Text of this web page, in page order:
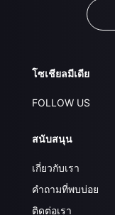
โซเชียลมีเดีย
FOLLOW US
สนับสนุน
เกี่ยวกับเรา
คำถามที่พบบ่อย
ติดต่อเรา